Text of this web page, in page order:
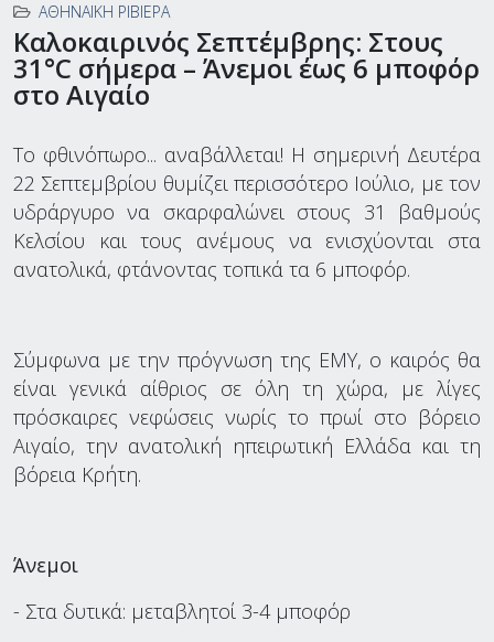
ΑΘΗΝΑΪΚΉ ΡΙΒΙΈΡΑ
Καλοκαιρινός Σεπτέμβρης: Στους
31°C σήμερα – Άνεμοι έως 6 μποφόρ
στο Αιγαίο
Το φθινόπωρο... αναβάλλεται! Η σημερινή Δευτέρα
22 Σεπτεμβρίου θυμίζει περισσότερο Ιούλιο, με τον
υδράργυρο να σκαρφαλώνει στους 31 βαθμούς
Κελσίου και τους ανέμους να ενισχύονται στα
ανατολικά, φτάνοντας τοπικά τα 6 μποφόρ.
Σύμφωνα με την πρόγνωση της ΕΜΥ, ο καιρός θα
είναι γενικά αίθριος σε όλη τη χώρα, με λίγες
πρόσκαιρες νεφώσεις νωρίς το πρωί στο βόρειο
Αιγαίο, την ανατολική ηπειρωτική Ελλάδα και τη
βόρεια Κρήτη.
Άνεμοι
- Στα δυτικά: μεταβλητοί 3-4 μποφόρ